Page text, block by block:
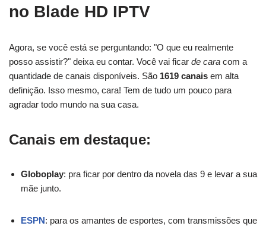
no Blade HD IPTV
Agora, se você está se perguntando: "O que eu realmente
posso assistir?" deixa eu contar. Você vai ficar de cara com a
quantidade de canais disponíveis. São 1619 canais em alta
definição. Isso mesmo, cara! Tem de tudo um pouco para
agradar todo mundo na sua casa.
Canais em destaque:
Globoplay: pra ficar por dentro da novela das 9 e levar a sua
mãe junto.
ESPN: para os amantes de esportes, com transmissões que